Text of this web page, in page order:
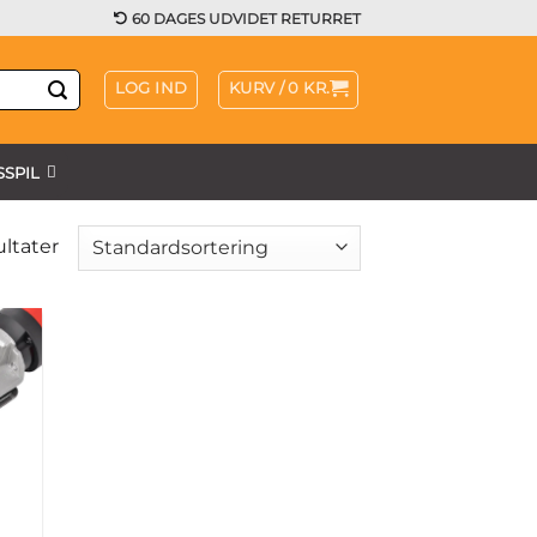
60 DAGES UDVIDET RETURRET
LOG IND KURV /0 KR.